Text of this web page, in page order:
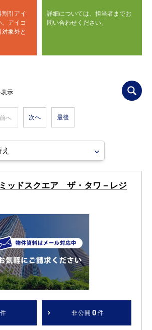
引アイ
アイコ
象外と
詳細については、担当者までお
問い合わせください。
示
前へ 次へ 最後
ッドスクエア ザ・タワ－レジ
件 非公開 0 件